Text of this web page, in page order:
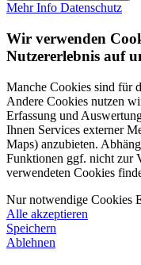
Mehr Info Datenschutz
Wir verwenden
Nutzererlebnis auf
Manche Cookies sind für
Andere Cookies nutzen
Erfassung und
Ihnen Services externer
Maps) anzubieten.
Funktionen ggf. nicht zur
verwendeten Cookies
Nur notwendige Cookies
Alle akzeptieren
Speichern
Ablehnen